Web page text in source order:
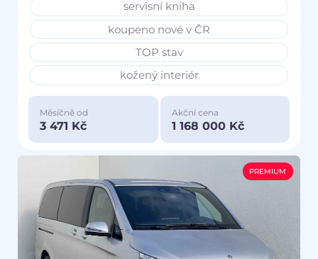
servisní kniha
koupeno nové v ČR
TOP stav
kožený interiér
Měsíčně od
3 471 Kč
Akční cena
1 168 000 Kč
PREMIUM